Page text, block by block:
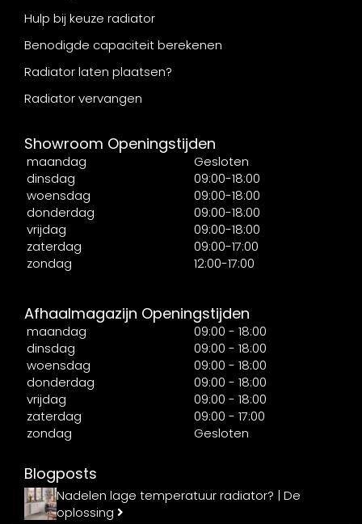
Hulp bij keuze radiator
Benodigde capaciteit berekenen
Radiator laten plaatsen?
Radiator vervangen
Showroom Openingstijden
maandag
Gesloten
dinsdag
09:00-18:00
woensdag
09:00-18:00
donderdag
09:00-18:00
vrijdag
09:00-18:00
zaterdag
09:00-17:00
zondag
12:00-17:00
Afhaalmagazijn Openingstijden
maandag
09:00 - 18:00
dinsdag
09:00 - 18:00
woensdag
09:00 - 18:00
donderdag
09:00 - 18:00
vrijdag
09:00 - 18:00
zaterdag
09:00 - 17:00
zondag
Gesloten
Blogposts
Nadelen lage temperatuur radiator? | De
oplossing